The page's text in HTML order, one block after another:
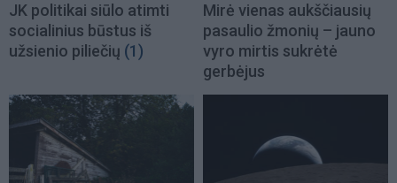
JK politikai siūlo atimti
socialinius būstus iš
užsienio piliečių (1)
Mirė vienas aukščiausių
pasaulio žmonių – jauno
vyro mirtis sukrėtė
gerbėjus